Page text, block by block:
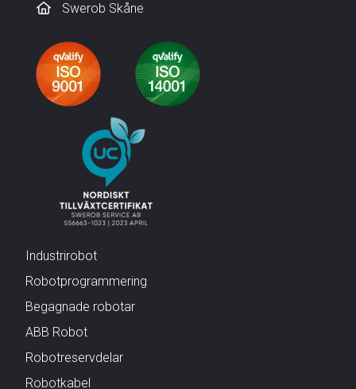
Swerob Skåne
Industrirobot
Robotprogrammering
Begagnade robotar
ABB Robot
Robotreservdelar
Robotkabel